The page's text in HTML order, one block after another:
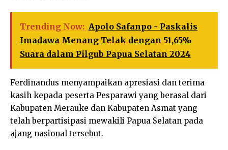
Trending Now: Apolo Safanpo - Paskalis
Imadawa Menang Telak dengan 51,65%
Suara dalam Pilgub Papua Selatan 2024
Ferdinandus menyampaikan apresiasi dan terima
kasih kepada peserta Pesparawi yang berasal dari
Kabupaten Merauke dan Kabupaten Asmat yang
telah berpartisipasi mewakili Papua Selatan pada
ajang nasional tersebut.